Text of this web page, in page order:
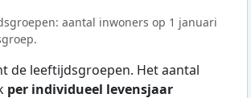
aantal inwoners op 1 januari
de leeftijdsgroepen. Het aantal
per individueel levensjaar